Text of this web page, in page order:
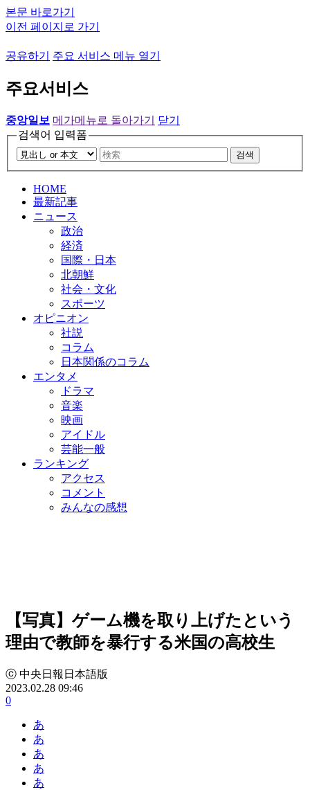
본문 바로가기
이전 페이지로 가기
공유하기 주요 서비스 메뉴 열기
주요서비스
중앙일보 메가메뉴로 돌아가기
닫기
검색어 입력폼
검색
HOME
最新記事
ニュース
政治
経済
国際・日本
北朝鮮
社会・文化
スポーツ
オピニオン
社説
コラム
日本関係のコラム
エンタメ
ドラマ
音楽
映画
アイドル
芸能一般
ランキング
アクセス
コメント
みんなの感想
【写真】ゲーム機を取り上げたという
理由で教師を暴行する米国の高校生
ⓒ 中央日報日本語版
2023.02.28 09:46
0
あ
あ
あ
あ
あ